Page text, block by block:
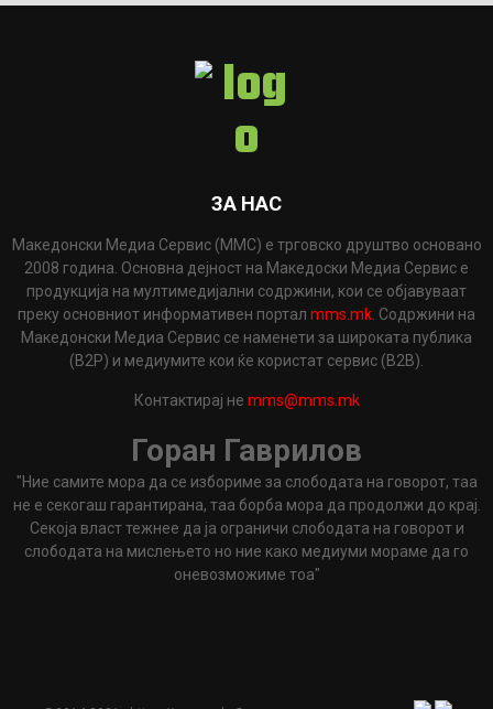
ЗА НАС
Македонски Медиа Сервис (ММС) е трговско друштво основано
2008 година. Основна дејност на Македоски Медиа Сервис е
продукција на мултимедијални содржини, кои се објавуваат
преку основниот информативен портал mms.mk . Содржини на
Македонски Медиа Сервис се наменети за широката публика
(B2P) и медиумите кои ќе користат сервис (B2B).
Контактирај не mms@mms.mk
Горан Гаврилов
"Ние самите мора да се избориме за слободата на говорот, таа
не е секогаш гарантирана, таа борба мора да продолжи до крај.
Секоја власт тежнее да ја ограничи слободата на говорот и
слободата на мислењето но ние како медиуми мораме да го
оневозможиме тоа"